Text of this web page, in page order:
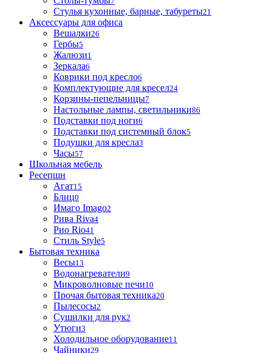
Стулья кухонные, барные, табуреты21
Аксессуары для офиса
Вешалки26
Гербы5
Жалюзи1
Зеркала6
Коврики под кресло6
Комплектующие для кресел24
Корзины-пепельницы7
Настольные лампы, светильники86
Подставки под ноги6
Подставки под системный блок5
Подушки для кресла3
Часы57
Школьная мебель
Ресепшн
Агат15
Блиц0
Имаго Imago2
Рива Riva4
Рио Rio41
Стиль Style5
Бытовая техника
Весы13
Водонагреватели9
Микроволновые печи10
Прочая бытовая техника20
Пылесосы2
Сушилки для рук2
Утюги3
Холодильное оборудование11
Чайники29